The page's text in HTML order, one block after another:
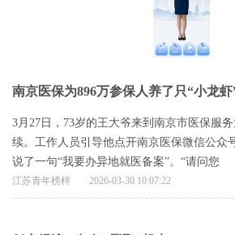
南京医保为896万参保人养了只“小龙虾
3月27日，73岁的王大爷来到南京市医保服
续。工作人员引导他点开南京医保微信公众
说了一句“我要办异地就医备案”。“请问您
江苏青年榜样 2026-03-30 10:07:22